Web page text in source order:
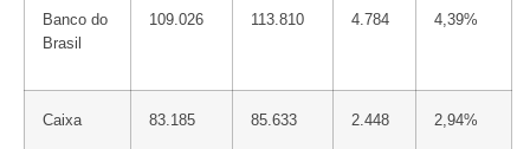
Banco do
Brasil
109.026 113.810 4.784 4,39%
Caixa 83.185 85.633 2.448 2,94%